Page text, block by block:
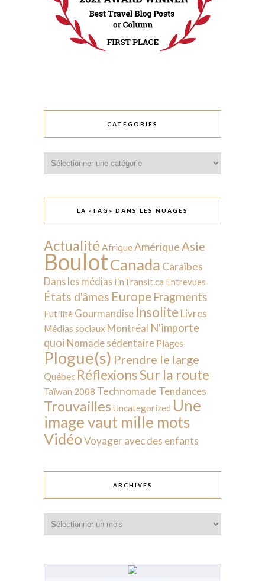
CATÉGORIES
LA «TAG» DANS LES NUAGES
Actualité AfriqueAmérique Asie
BoulotCanada Caraïbes
Dans les médias EnTransit.ca Entrevues
États d'âmes Europe Fragments
Futilité Gourmandise Insolite Livres
Médias sociaux Montréal N'importe
quoi Nomade sédentaire Plages
Plogue(s) Prendre le large
Québec RéflexionsSur la route
Taïwan 2008 Technomade Tendances
Trouvailles Uncategorized Une
image vaut mille mots
VidéoVoyager avec des enfants
ARCHIVES